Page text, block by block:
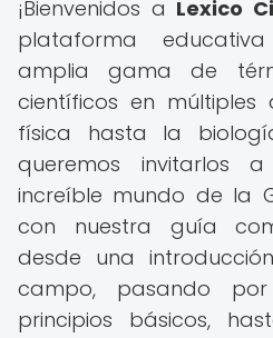
¡Bienvenidos a Lexico
plataforma
amplia gama de
científicos en múltiples
física hasta la
queremos invitarlos
increíble mundo de la
con nuestra guía
desde una
campo, pasando
principios básicos,